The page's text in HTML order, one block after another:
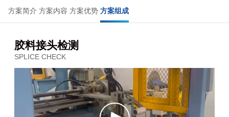
不同轮胎生产工段自主研发设计了
一系列视觉检测解决方案。凭借对
目经验，光图智能以自研3D传感器
+自研3D视觉软件平台为核心，成
功开发了一系列通用标准设备，可
供企业快速部署投入使用，同时也
可以根据企业预算及生产实际，定
制高柔性的非标解决方案，全面满
足各种轮胎检测需求，为轮胎制造
方案简介 方案内容 方案优势 方案组成
胶料接头检测
SPLICE CHECK